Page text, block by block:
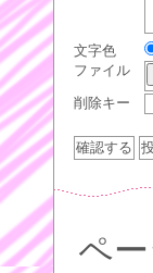
文字色
ファイル
削除キー
ペ